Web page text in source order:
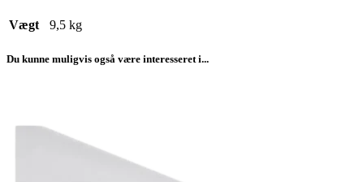
Vægt 9,5 kg
Du kunne muligvis også være interesseret i...